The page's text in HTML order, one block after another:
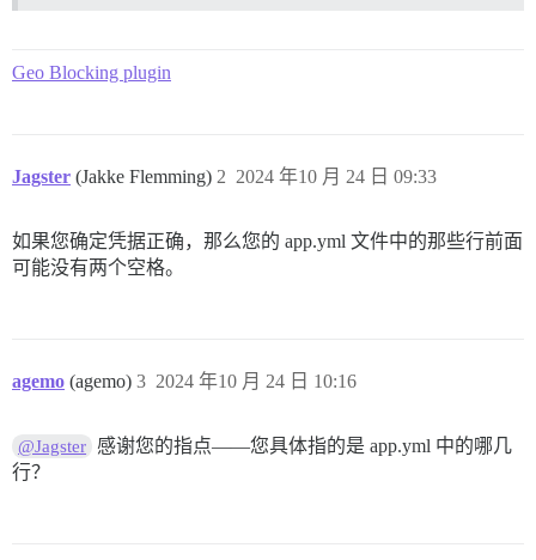
Geo Blocking plugin
Jagster (Jakke Flemming) 2024 年10 月 24 日 09:33
2
如果您确定凭据正确，那么您的 app.yml 文件中的那些行前面
可能没有两个空格。
agemo (agemo) 2024 年10 月 24 日 10:16
3
@Jagster 感谢您的指点——您具体指的是 app.yml 中的哪几
行？